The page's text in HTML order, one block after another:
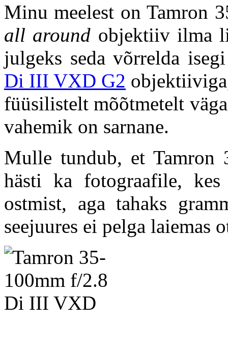
Minu meelest on Tamron
all around objektiiv ilma
julgeks seda võrrelda
Di III VXD G2
füüsilistelt mõõtmetelt
vahemik on sarnane.
Mulle tundub, et
hästi ka fotograafile,
ostmist, aga tahaks
seejuures ei pelga laiemas